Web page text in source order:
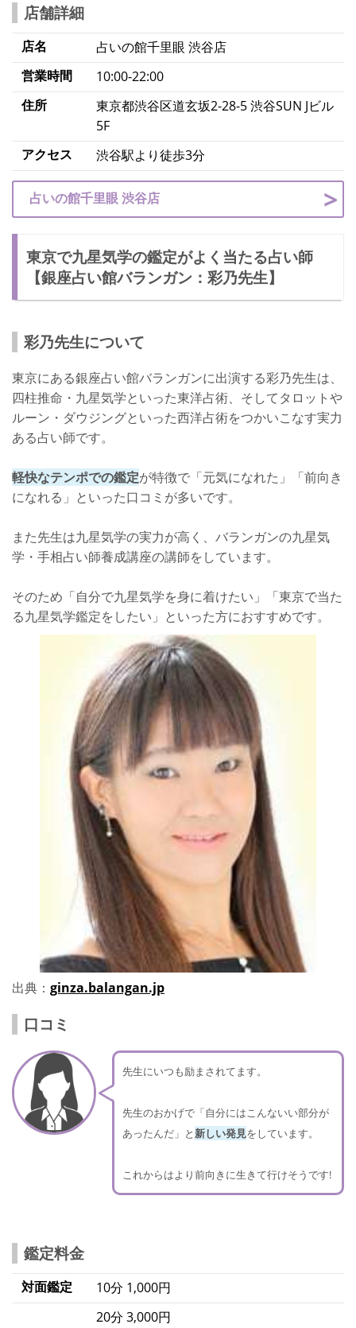
店舗詳細
店名
占いの館千里眼 渋谷店
営業時間
10:00-22:00
住所
東京都渋谷区道玄坂2-28-5 渋谷SUN Jビル
5F
アクセス
渋谷駅より徒歩3分
占いの館千里眼 渋谷店
東京で九星気学の鑑定がよく当たる占い師
【銀座占い館バランガン：彩乃先生】
彩乃先生について
東京にある銀座占い館バランガンに出演する彩乃先生は、
四柱推命・九星気学といった東洋占術、そしてタロットや
ルーン・ダウジングといった西洋占術をつかいこなす実力
ある占い師です。
軽快なテンポでの鑑定が特徴で「元気になれた」「前向き
になれる」といった口コミが多いです。
また先生は九星気学の実力が高く、バランガンの九星気
学・手相占い師養成講座の講師をしています。
そのため「自分で九星気学を身に着けたい」「東京で当た
る九星気学鑑定をしたい」といった方におすすめです。
出典： ginza.balangan.jp
口コミ
先生にいつも励まされてます。
先生のおかげで「自分にはこんないい部分が
あったんだ」と新しい発見をしています。
これからはより前向きに生きて行けそうです!
鑑定料金
対面鑑定
10分 1,000円
20分 3,000円